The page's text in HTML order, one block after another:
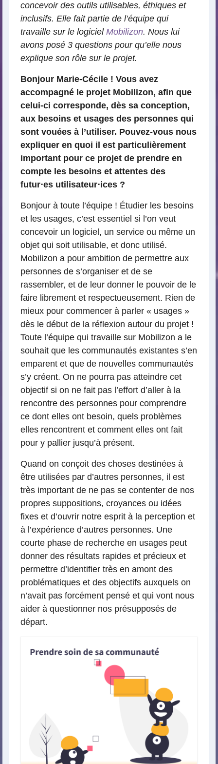
concevoir des outils utilisables, éthiques et
inclusifs. Elle fait partie de l’équipe qui
travaille sur le logiciel Mobilizon. Nous lui
avons posé 3 questions pour qu’elle nous
explique son rôle sur le projet.
Bonjour Marie-Cécile ! Vous avez
accompagné le projet Mobilizon, afin que
celui-ci corresponde, dès sa conception,
aux besoins et usages des personnes qui
sont vouées à l’utiliser. Pouvez-vous nous
expliquer en quoi il est particulièrement
important pour ce projet de prendre en
compte les besoins et attentes des
futur⋅es utilisateur⋅ices ?
Bonjour à toute l’équipe ! Étudier les besoins
et les usages, c’est essentiel si l’on veut
concevoir un logiciel, un service ou même un
objet qui soit utilisable, et donc utilisé.
Mobilizon a pour ambition de permettre aux
personnes de s’organiser et de se
rassembler, et de leur donner le pouvoir de le
faire librement et respectueusement. Rien de
mieux pour commencer à parler « usages »
dès le début de la réflexion autour du projet !
Toute l’équipe qui travaille sur Mobilizon a le
souhait que les communautés existantes s’en
emparent et que de nouvelles communautés
s’y créent. On ne pourra pas atteindre cet
objectif si on ne fait pas l’effort d’aller à la
rencontre des personnes pour comprendre
ce dont elles ont besoin, quels problèmes
elles rencontrent et comment elles ont fait
pour y pallier jusqu’à présent.
Quand on conçoit des choses destinées à
être utilisées par d’autres personnes, il est
très important de ne pas se contenter de nos
propres suppositions, croyances ou idées
fixes et d’ouvrir notre esprit à la perception et
à l’expérience d’autres personnes. Une
courte phase de recherche en usages peut
donner des résultats rapides et précieux et
permettre d’identifier très en amont des
problématiques et des objectifs auxquels on
n’avait pas forcément pensé et qui vont nous
aider à questionner nos présupposés de
départ.